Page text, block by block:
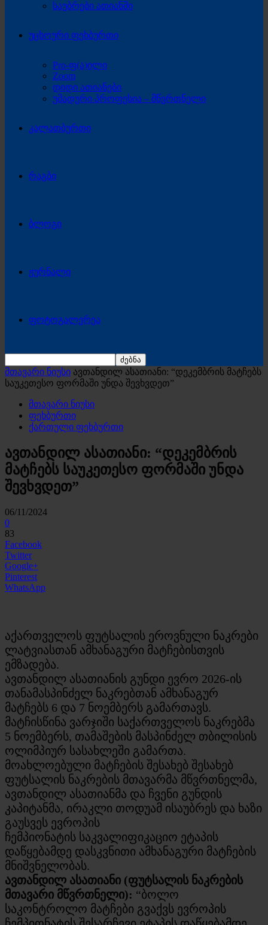
საუბრები ათიანში
უცხოური ფეხბურთი
Pro-ფ(ა)ილი
Zoom
დიდი ათიანები
უმადური პროფესია – მწვრთნელი
კალათბურთი
რაგბი
ბლოგი
ჟურნალი
ფოტოგალერეა
მთავარი ნიუსი ავთანდილ ასათიანი: “დეკემბრის მატჩებს
საუკეთესო ფორმაში უნდა შევხვდეთ”
მთავარი ნიუსი
ფეხბურთი
ქართული ფეხბურთი
ავთანდილ ასათიანი: “დეკემბრის
მატჩებს საუკეთესო ფორმაში უნდა
შევხვდეთ”
06/11/2024
0
83
Facebook
Twitter
Google+
Pinterest
WhatsApp
აქართველოს ფუტსალის ეროვნული ნაკრები
ლატვიასთან ამხანაგური მატჩებისთვის
ემზადება.
ავთანდილ ასათიანის გუნდი ევრო 2026-ის
თანამასპინძელ ნაკრებთან ამხანაგურ
მატჩებს 6 და 7 ნოემბერს გამართავს.
მატჩისწინა ვარჯიში საქართველოს ნაკრებმა
5 ნოემბერს, თამაშების მასპინძელ თბილისის
ოლიმპიურ სასახლეში გამართა.
მოახლოებული მატჩების შესახებ შესახებ
ფუტსალის ნაკრების მთავარმა მწვრთნელმა,
ავთანდილ ასათიანმა და ჩვენი გუნდის
კაპიტანმა, ირაკლი თოდუამ ისაუბრეს და ხაზი
გაუსვეს ევროპის
ჩემპიონატის საკვალიფიკაციო ეტაპის
დაწყებამდე დასკვნითი ამხანაგური მატჩების
მნიშვნელობას.
ავთანდილ ასათიანი (ფუტსალის ნაკრების
მთავარი მწვრთნელი): “ბოლო
საკონტროლო მატჩები გვაქვს ევროპის